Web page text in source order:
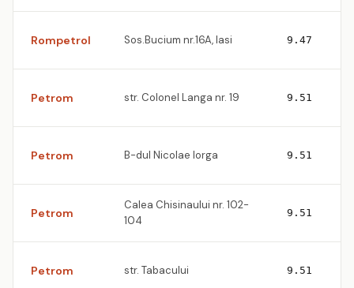
Rompetrol Sos.Bucium nr.16A, Iasi 9.47
Petrom str. Colonel Langa nr. 19 9.51
Petrom B-dul Nicolae Iorga 9.51
Petrom
Calea Chisinaului nr. 102-
104
9.51
Petrom str. Tabacului 9.51